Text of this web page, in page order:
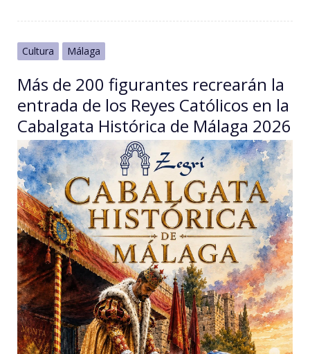
Cultura Málaga
Más de 200 figurantes recrearán la
entrada de los Reyes Católicos en la
Cabalgata Histórica de Málaga 2026